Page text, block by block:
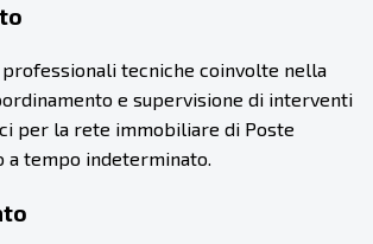
tecniche coinvolte nella
e supervisione di interventi
per la rete immobiliare di Poste
a tempo indeterminato.